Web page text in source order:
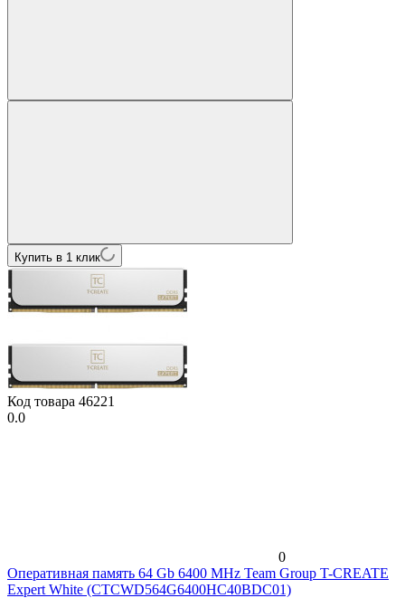
Купить в 1 клик
Код товара 46221
0.0
0
Оперативная память 64 Gb 6400 MHz Team Group T-CREATE
Expert White (CTCWD564G6400HC40BDC01)